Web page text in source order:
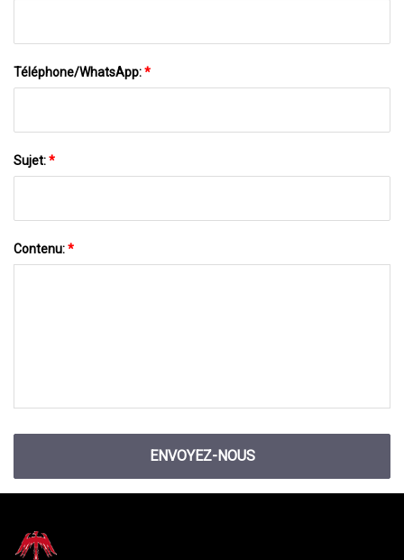
Téléphone/WhatsApp:*
Sujet:*
Contenu:*
ENVOYEZ-NOUS